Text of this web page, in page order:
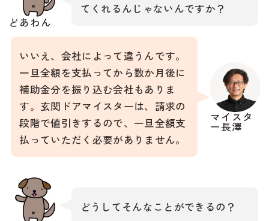
どあわん
てくれるんじゃないんですか？
マイスタ
ー長澤
いいえ、会社によって違うんです。
一旦全額を支払ってから数か月後に
補助金分を振り込む会社もありま
す。玄関ドアマイスターは、請求の
段階で値引きするので、一旦全額支
払っていただく必要がありません。
どうしてそんなことができるの？